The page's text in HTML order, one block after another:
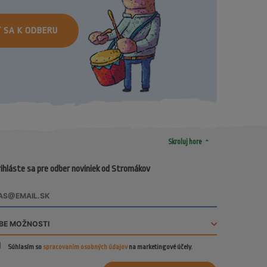
K ODBERU
Skroluj hore arrow_drop_up
sa pre odber noviniek od Stromákov
Súhlasím so spracovaním osobných údajovna marketingové účely.